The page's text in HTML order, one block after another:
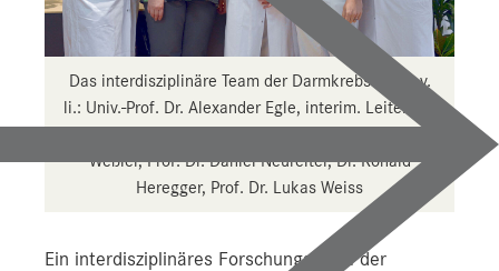
Das interdisziplinäre Team der Darmkrebsstudie v.
li.: Univ.-Prof. Dr. Alexander Egle, interim. Leiter der
Weßler, Prof. Dr. Daniel Neureiter, Dr. Ronald
Heregger, Prof. Dr. Lukas Weiss
Ein interdisziplinäres Forschungsteam der